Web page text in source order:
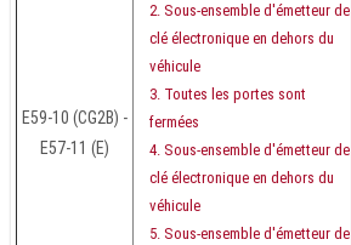
E59-10 (CG2B) -
E57-11 (E)
Sous-ensemble d'émetteur de
clé électronique en dehors du
véhicule
Toutes les portes sont
fermées
Sous-ensemble d'émetteur de
clé électronique en dehors du
véhicule
Sous-ensemble d'émetteur de